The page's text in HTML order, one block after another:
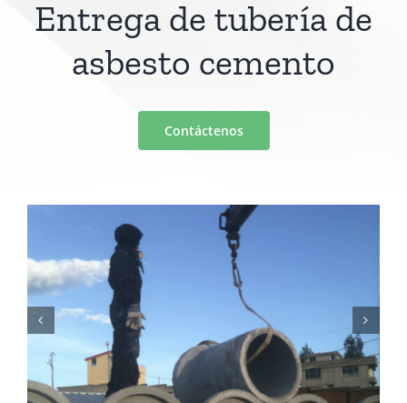
Entrega de tubería de
asbesto cemento
Contáctenos